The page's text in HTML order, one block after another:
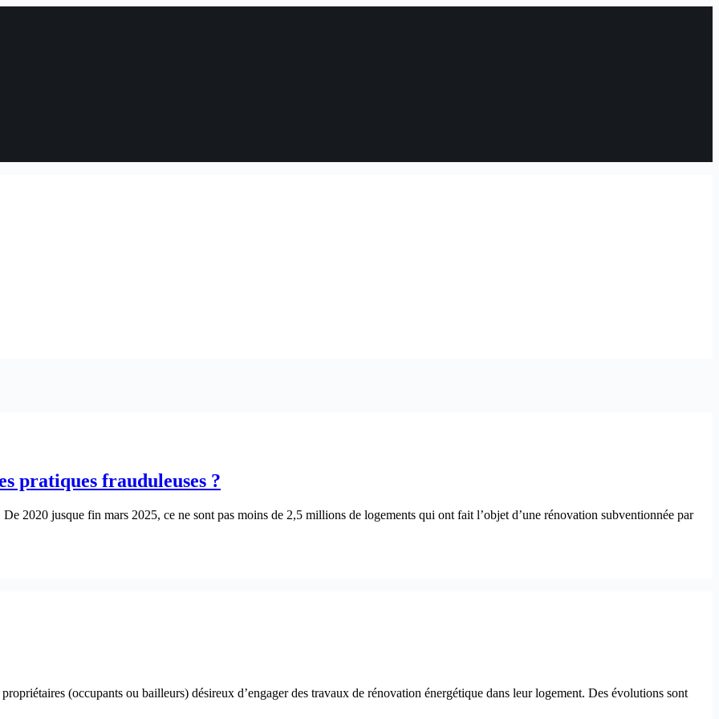
pratiques frauduleuses ?
2020 jusque fin mars 2025, ce ne sont pas moins de 2,5 millions de logements qui ont fait l’objet d’une rénovation subventionnée par
(occupants ou bailleurs) désireux d’engager des travaux de rénovation énergétique dans leur logement. Des évolutions sont